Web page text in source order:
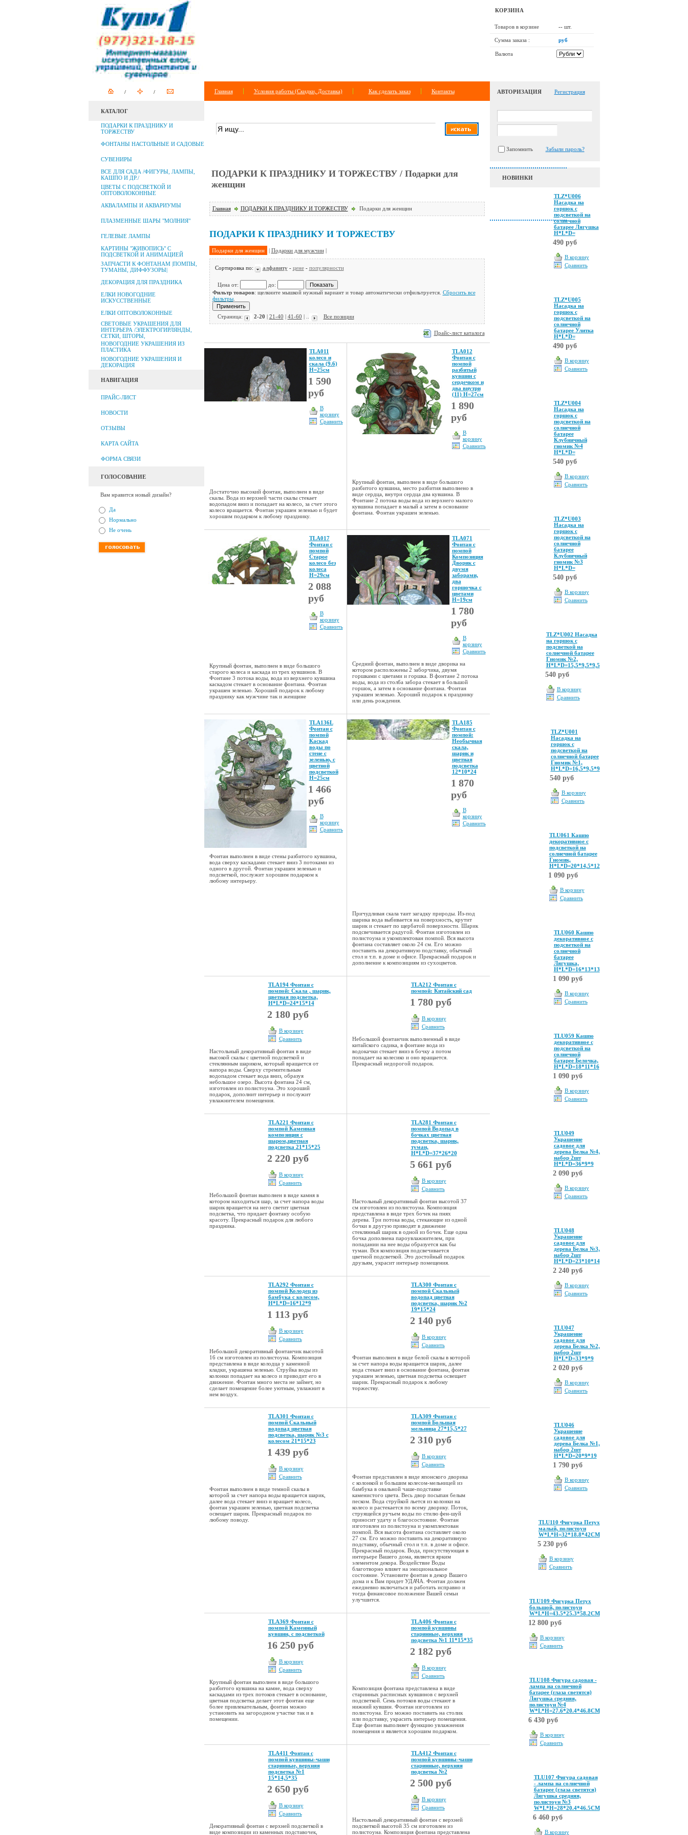
КОРЗИНА
Товаров в корзине --шт.
Сумма заказа : руб
Валюта
Главная Условия работы (Скидки, Доставка) Как сделать заказ Контакты
КАТАЛОГ
ПОДАРКИ К ПРАЗДНИКУ И
ТОРЖЕСТВУ
ФОНТАНЫ НАСТОЛЬНЫЕ И САДОВЫЕ
СУВЕНИРЫ
ВСЕ ДЛЯ САДА /ФИГУРЫ, ЛАМПЫ,
КАШПО И ДР./
ЦВЕТЫ С ПОДСВЕТКОЙ И
ОПТОВОЛОКОННЫЕ
АКВАЛАМПЫ И АКВАРИУМЫ
ПЛАЗМЕННЫЕ ШАРЫ "МОЛНИЯ"
ГЕЛЕВЫЕ ЛАМПЫ
КАРТИНЫ "ЖИВОПИСЬ" С
ПОДСВЕТКОЙ И АНИМАЦИЕЙ
ЗАПЧАСТИ К ФОНТАНАМ |ПОМПЫ,
ТУМАНЫ, ДИФФУЗОРЫ|
ДЕКОРАЦИЯ ДЛЯ ПРАЗДНИКА
ЕЛКИ НОВОГОДНИЕ
ИСКУССТВЕННЫЕ
ЕЛКИ ОПТОВОЛОКОННЫЕ
СВЕТОВЫЕ УКРАШЕНИЯ ДЛЯ
ИНТЕРЬЕРА /ЭЛЕКТРОГИРЛЯНДЫ,
СЕТКИ, ШТОРЫ,
НОВОГОДНИЕ УКРАШЕНИЯ ИЗ
ПЛАСТИКА
НОВОГОДНИЕ УКРАШЕНИЯ И
ДЕКОРАЦИЯ
НАВИГАЦИЯ
ПРАЙС-ЛИСТ
НОВОСТИ
ОТЗЫВЫ
КАРТА САЙТА
ФОРМА СВЯЗИ
ГОЛОСОВАНИЕ
Вам нравится новый дизайн?
Да
Нормально
Не очень
ПОДАРКИ К ПРАЗДНИКУ И ТОРЖЕСТВУ / Подарки для
женщин
Главная ПОДАРКИ К ПРАЗДНИКУ И ТОРЖЕСТВУ Подарки для женщин
ПОДАРКИ К ПРАЗДНИКУ И ТОРЖЕСТВУ
Подарки для женщин | Подарки для мужчин|
Сортировка по: алфавиту- цене- популярности
Цена от:
до:
Фильтр товаров: щелкните мышкой нужный вариант и товар автоматически отфильтруется. Сбросить все
фильтры.
Страница: 2-20 | 21-40 | 41-60 | .. Все позиции
Прайс-лист каталога
TLA011
колесо и
скала (9.6)
Н=25см
1 590
руб
В
корзину
Сравнить
Достаточно высокий фонтан, выполнен в виде
скалы. Вода из верхней части скалы стекает
водопадом вниз и попадает на колесо, за счет этого
колесо вращается. Фонтан украшен зеленью и будет
хорошим подарком к любому празднику.
TLA012
Фонтан с
помпой
разбитый
кувшин с
сердечком и
два внутри
(11) Н=27см
1 890
руб
В
корзину
Сравнить
Крупный фонтан, выполнен в виде большого
разбитого кувшина, место разбития выполнено в
виде сердца, внутри сердца два кувшина. В
Фонтане 2 потока воды вода из верхнего малого
кувшина попадает в малый а затем в основание
фонтана. Фонтан украшен зеленью.
TLA017
Фонтан с
помпой
Старое
колесо без
колеса
Н=29см
2 088
руб
В
корзину
Сравнить
Крупный фонтан, выполнен в виде большого
старого колеса и каскада из трех кувшинов. В
Фонтане 3 потока воды, вода из верхнего кувшина
каскадом стекает в основание фонтана. Фонтан
украшен зеленью. Хороший подарок к любому
празднику как мужчине так и женщине
TLA071
Фонтан с
помпой
Композиция
Дворик с
двумя
заборами,
два
горшочка с
цветами
Н=19см
1 780
руб
В
корзину
Сравнить
Средний фонтан, выполнен в виде дворика на
котором расположены 2 заборчика, двумя
горшками с цветами и горшка. В фонтане 2 потока
воды, вода из столба забора стекает в большой
горшок, а затем в основание фонтана. Фонтан
украшен зеленью. Хороший подарок к празднику
или день рождения.
TLA136L
Фонтан с
помпой
Каскад
воды по
стене с
зеленью, с
цветной
подсветкой
Н=25см
1 466
руб
В
корзину
Сравнить
Фонтан выполнен в виде стены разбитого кувшина,
вода сверху каскадами стекает вниз 3 потоками из
одного в другой. Фонтан украшен зеленью и
подсветкой, послужит хорошим подарком к
любому интерьеру.
TLA185
Фонтан с
помпой:
Необычная
скала,
шарик и
цветная
подсветка
12*10*24
1 870
руб
В
корзину
Сравнить
Причудливая скала таит загадку природы. Из-под
шарика вода выбивается на поверхность, крутит
шарик и стекает по щербатой поверхности. Шарик
подсвечивается радугой. Фонтан изготовлен из
полистоуна и укомплектован помпой. Вся высота
фонтана составляет около 24 см. Его можно
поставить на декоративную подставку, обычный
стол и т.п. в доме и офисе. Прекрасный подарок и
дополнение к композициям из сухоцветов.
TLA194 Фонтан с
помпой: Скала , шарик,
цветная подсветка,
Н*L*D=24*15*14
2 180 руб
В корзину
Сравнить
Настольный декоративный фонтан в виде
высокой скалы с цветной подсветкой и
стеклянным шариком, который вращается от
напора воды. Сверху стремительным
водопадом стекает вода вниз, образуя
небольшое озеро. Высота фонтана 24 см,
изготовлен из полистоуна. Это хороший
подарок, дополнит интерьер и послужит
увлажнителем помещения.
TLA212 Фонтан с
помпой: Китайский сад
1 780 руб
В корзину
Сравнить
Небольшой фонтанчик выполненный в виде
китайского садика, в фонтане вода из
водокачки стекает вниз в бочку а потом
попадает на колесико и оно вращается.
Прекрасный недорогой подарок.
TLA221 Фонтан с
помпой Каменная
композиция с
шаром,цветная
подсветка 21*15*25
2 220 руб
В корзину
Сравнить
Небольшой фонтан выполнен в виде камня в
котором находиться шар, за счет напора воды
шарик вращается на него светит цветная
подсветка, что придает фонтану особую
красоту. Прекрасный подарок для любого
праздника.
TLA281 Фонтан с
помпой Водопад в
бочках цветная
подсветка, шарик,
туман,
Н*L*D=37*26*20
5 661 руб
В корзину
Сравнить
Настольный декоративный фонтан высотой 37
см изготовлен из полистоуна. Композиция
представлена в виде трех бочек на пнях
дерева. Три потока воды, стекающие из одной
бочки в другую приводят в движение
стеклянный шарик в одной из бочек. Еще одна
бочка дополнена пароувлажнителем, при
попадании на нее воды образуется как бы
туман. Вся композиция подсвечивается
цветной подсветкой. Это достойный подарок
друзьям, украсит интерьер помещения.
TLA292 Фонтан с
помпой Колодец из
бамбука с колесом,
Н*L*D=16*12*9
1 113 руб
В корзину
Сравнить
Небольшой декоративный фонтанчик высотой
16 см изготовлен из полистоуна. Композиция
представлена в виде колодца у каменной
кладки, украшена зеленью. Струйка воды из
колонки попадает на колесо и приводит его в
движение. Фонтан много места не займет, но
сделает помещение более уютным, увлажнит в
нем воздух.
TLA300 Фонтан с
помпой Скальный
водопад цветная
подсветка, шарик №2
19*15*24
2 140 руб
В корзину
Сравнить
Фонтан выполнен в виде белой скалы в которой
за счет напора воды вращается шарик, далее
вода стекает вниз в основание фонтана, фонтан
украшен зеленью, цветная подсветка освещает
шарик. Прекрасный подарок к любому
торжеству.
TLA301 Фонтан с
помпой Скальный
водопад цветная
подсветка, шарик №3 с
колесом 21*15*23
1 439 руб
В корзину
Сравнить
Фонтан выполнен в виде темной скалы в
которой за счет напора воды вращается шарик,
далее вода стекает вниз и вращает колесо,
фонтан украшен зеленью, цветная подсветка
освещает шарик. Прекрасный подарок по
любому поводу.
TLA309 Фонтан с
помпой Большая
мельница 27*15,5*27
2 310 руб
В корзину
Сравнить
Фонтан представлен в виде японского дворика
с колонкой и большим колесом-мельницей из
бамбука в овальной чаше-подставке
каменистого цвета. Весь двор посыпан белым
песком. Вода струйкой льется из колонки на
колесо и растекается по всему дворику. Поток,
струящейся ручьем воды по стилю фен-шуй
приносит удачу и благосостояние. Фонтан
изготовлен из полистоуна и укомплектован
помпой. Вся высота фонтана составляет около
27 см. Его можно поставить на декоративную
подставку, обычный стол и т.п. в доме и офисе.
Прекрасный подарок. Вода, присутствующая в
интерьере Вашего дома, является ярким
элементом декора. Воздействие Воды
благотворно влияет на эмоциональное
состояние. Установите фонтан в декор Вашего
дома и к Вам придет УДАЧА. Фонтан должен
ежедневно включаться и работать исправно и
тогда финансовое положение Вашей семьи
улучшится.
TLA369 Фонтан с
помпой Каменный
кувшин, с подсветкой
16 250 руб
В корзину
Сравнить
Крупный фонтан выполнен в виде большого
разбитого кувшина на камне, вода сверху
каскадами из трех потоков стекает в основание,
цветная подсветка делает этот фонтан еще
более привлекательным, фонтан можно
установить на загородном участке так и в
помещении.
TLA406 Фонтан с
помпой кувшины
старинные, верхняя
подсветка №1 11*15*35
2 182 руб
В корзину
Сравнить
Композиция фонтана представлена в виде
старинных расписных кувшинов с верхней
подсветкой. Семь потоков воды стекают в
нижний кувшин. Фонтан изготовлен из
полистоуна. Его можно поставить на столик
или подставку, украсить интерьер помещения.
Еще фонтан выполняет функцию увлажнения
помещения и является хорошим подарком.
TLA411 Фонтан с
помпой кувшины-чаши
старинные, верхняя
подсветка №1
15*14,5*35
2 650 руб
В корзину
Сравнить
Декоративный фонтан с верхней подсветкой в
виде композиции из каменных подставочек,
TLA412 Фонтан с
помпой кувшины-чаши
старинные, верхняя
подсветка №2
2 500 руб
В корзину
Сравнить
Настольный декоративный фонтан с верхней
подсветкой высотой 35 см изготовлен из
полистоуна. Композиция фонтана представлена
АВТОРИЗАЦИЯ Регистрация
Запомнить Забыли пароль?
НОВИНКИ
TLZ*U006
Насадка на
горшок с
подсветкой на
солнечной
батарее Лягушка
Н*L*D=
490 руб
В корзину
Сравнить
TLZ*U005
Насадка на
горшок с
подсветкой на
солнечной
батарее Улитка
Н*L*D=
490 руб
В корзину
Сравнить
TLZ*U004
Насадка на
горшок с
подсветкой на
солнечной
батарее
Клубничный
гномик №4
Н*L*D=
540 руб
В корзину
Сравнить
TLZ*U003
Насадка на
горшок с
подсветкой на
солнечной
батарее
Клубничный
гномик №3
Н*L*D=
540 руб
В корзину
Сравнить
TLZ*U002 Насадка
на горшок с
подсветкой на
солнечной батарее
Гномик №2,
Н*L*D=15,5*9,5*9,5
540 руб
В корзину
Сравнить
TLZ*U001
Насадка на
горшок с
подсветкой на
солнечной батарее
Гномик №1,
Н*L*D=16,5*9,5*9
540 руб
В корзину
Сравнить
TLU061 Кашпо
декоративное с
подсветкой на
солнечной батарее
Гномик,
Н*L*D=20*14,5*12
1 090 руб
В корзину
Сравнить
TLU060 Кашпо
декоративное с
подсветкой на
солнечной
батарее
Лягушка,
Н*L*D=16*13*13
1 090 руб
В корзину
Сравнить
TLU059 Кашпо
декоративное с
подсветкой на
солнечной
батарее Белочка,
Н*L*D=18*11*16
1 090 руб
В корзину
Сравнить
TLU049
Украшение
садовое для
дерева Белка №4,
набор 2шт
Н*L*D=36*9*9
2 090 руб
В корзину
Сравнить
TLU048
Украшение
садовое для
дерева Белка №3,
набор 2шт
Н*L*D=23*10*14
2 240 руб
В корзину
Сравнить
TLU047
Украшение
садовое для
дерева Белка №2,
набор 2шт
Н*L*D=33*9*9
2 020 руб
В корзину
Сравнить
TLU046
Украшение
садовое для
дерева Белка №1,
набор 2шт
Н*L*D=20*9*19
1 790 руб
В корзину
Сравнить
TLU110 Фигурка Петух
малый, полистоун
W*L*H=32*18.8*42CM
5 230 руб
В корзину
Сравнить
TLU109 Фигурка Петух
большой, полистоун
W*L*H=43.5*25.3*58.2CM
12 800 руб
В корзину
Сравнить
TLU108 Фигура садовая -
лампа на солнечной
батарее (глаза светятся)
Лягушка средняя,
полистоун №4
W*L*H=27.6*20.4*46.8CM
6 430 руб
В корзину
Сравнить
TLU107 Фигура садовая
- лампа на солнечной
батарее (глаза светятся)
Лягушка средняя,
полистоун №3
W*L*H=28*20.4*46.5CM
6 460 руб
В корзину